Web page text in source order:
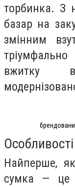
торбинка. З
базар на
змінним
вжитку
Найперше,
сумка — це